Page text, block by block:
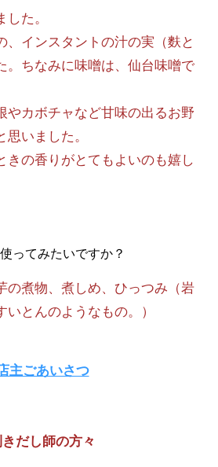
た。
、インスタントの汁の実（麩と
。ちなみに味噌は、仙台味噌で
やカボチャなど甘味の出るお野
いました。
きの香りがとてもよいのも嬉し
ってみたいですか？
の煮物、煮しめ、ひっつみ（岩
とんのようなもの。）
主ごあいさつ
だし師の方々